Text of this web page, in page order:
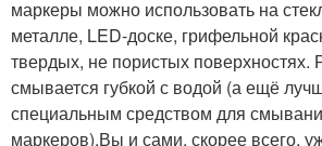
маркеры можно использовать на
металле, LED-доске, грифельной
твердых, не пористых поверхностях.
смывается губкой с водой (а ещё
специальным средством для
маркеров).Вы и сами, скорее всего,